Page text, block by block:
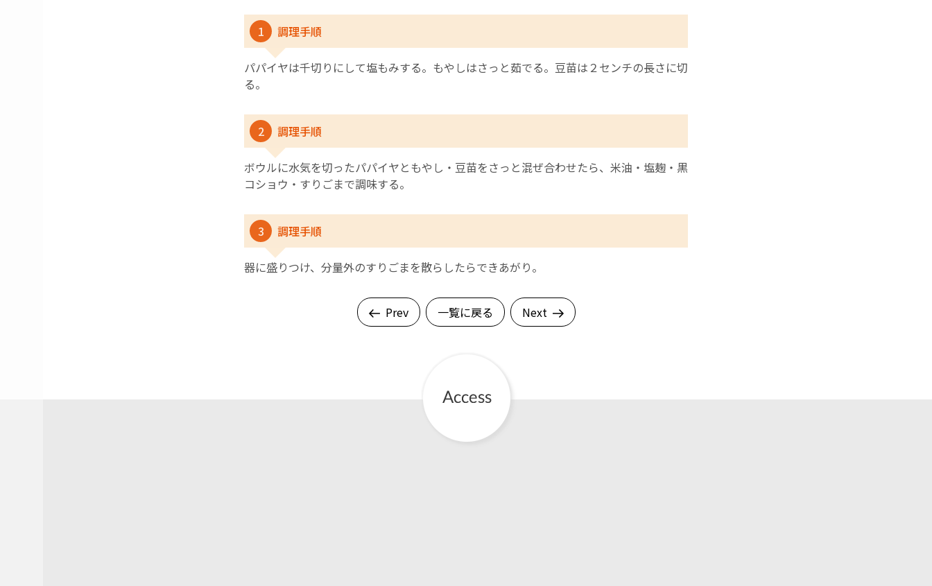
1 調理手順
パパイヤは千切りにして塩もみする。もやしはさっと茹でる。豆苗は２センチの長さに切
る。
2 調理手順
ボウルに水気を切ったパパイヤともやし・豆苗をさっと混ぜ合わせたら、米油・塩麹・黒
コショウ・すりごまで調味する。
3 調理手順
器に盛りつけ、分量外のすりごまを散らしたらできあがり。
Prev 一覧に戻る Next